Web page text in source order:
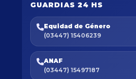
GUARDIAS 24 HS
Equidad de Género
(03447) 15406239
ANAF
(03447) 15497187